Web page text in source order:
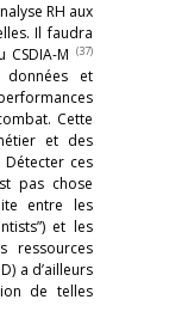
RH aux
Il faudra
M (37)
et
Cette
et des
ces
pas chose
entre les
et les
ressources
a d’ailleurs
de telles